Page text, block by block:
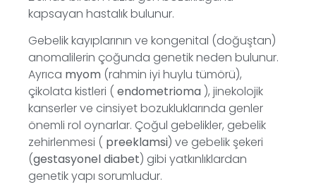
kapsayan hastalık bulunur.
Gebelik kayıplarının ve kongenital (doğuştan)
anomalilerin çoğunda genetik neden bulunur.
Ayrıca myom (rahmin iyi huylu tümörü),
çikolata kistleri ( endometrioma ), jinekolojik
kanserler ve cinsiyet bozukluklarında genler
önemli rol oynarlar. Çoğul gebelikler, gebelik
zehirlenmesi ( preeklamsi) ve gebelik şekeri
(gestasyonel diabet) gibi yatkınlıklardan
genetik yapı sorumludur.